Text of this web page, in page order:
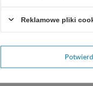
Reklamowe pliki